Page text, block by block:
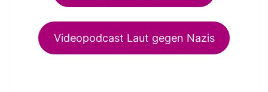
Videopodcast Laut gegen Nazis